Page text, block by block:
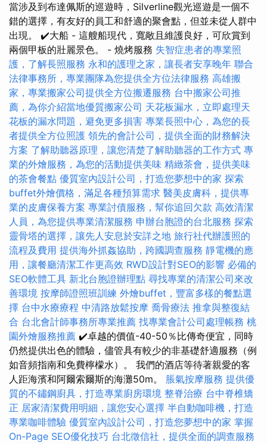
當涉及到布達佩斯的巡遊時，Silverline觀光巡遊是一個不
錯的選擇，有友好的員工和舒適的聚會點，但並未從人群中
出現。 ✔️大船 - 這艘船現代，寬敞且維護良好，可欣賞到
兩個甲板的壯麗景色。 - 燒烤服務 失智症患者的專業照
護，了解長照服務 永和的護理之家，讓長者安享晚年 聯合
法律事務所，專業團隊為您提供全方位法律服務 高雄搬
家，專業搬家公司提供全方位搬遷服務 台中搬家公司推
薦，為你介紹當地優質搬家公司 天花板漏水，立即處理天
花板的漏水問題，避免更多損害 專業長照中心，為您的長
者提供全方位照護 領先的會計公司，提供全面的財務解決
方案 了解助聽器原理，讓您清楚了解助聽器的工作方式 專
業的外燴服務，為您的活動提供美味 精緻茶會，提供美味
的茶會餐點 優質室內設計公司，打造您夢想中的家 探索
buffet外燴價格，滿足各種預算需求 醫美皮膚科，提供專
業的皮膚保養方案 專業討債服務，幫你追回欠款 高效清潔
人員，為您提供專業清潔服務 申辦台胞證的台北服務 探索
靈骨塔的選擇，讓先人安息於安詳之地 旅行社代辦護照的
流程及費用 提供海外抓姦協助，跨國調查服務 靜電機的應
用，讓餐廳清潔工作更高效 RWD設計對SEO的影響 必備的
SEO軟體工具 新北台胞證辦理點 尋找專業的清潔公司來改
善環境 按摩師證照班訓練 外燴buffet，豐富多樣的餐點選
擇 台中水療療程 中清路放鬆按摩 喬骨療法 推拿與整復結
合 台北會計師事務所專業推薦 找專業會計公司處理帳務 桃
園外燴服務推薦 ✔️卓越的價值-40-50％比傳奇便宜，同時
仍然提供出色的體驗，儘管具有較少的非基礎舒適服務（例
如音頻指南和免費檸檬水）。 我們的酒店等待著親愛的客
人距海濱和阿爾索爾斯的海灘50m。 脹氣按摩服務 提供優
質的不鏽鋼廚具，打造專業廚房環境 整脊治療 台中脊椎矯
正 居家清潔費用明細，讓您安心選擇 半自動咖啡機，打造
專業咖啡體驗 優質室內設計公司，打造您夢想中的家 掌握
On-Page SEO優化技巧 台北徵信社，提供全面的調查服務